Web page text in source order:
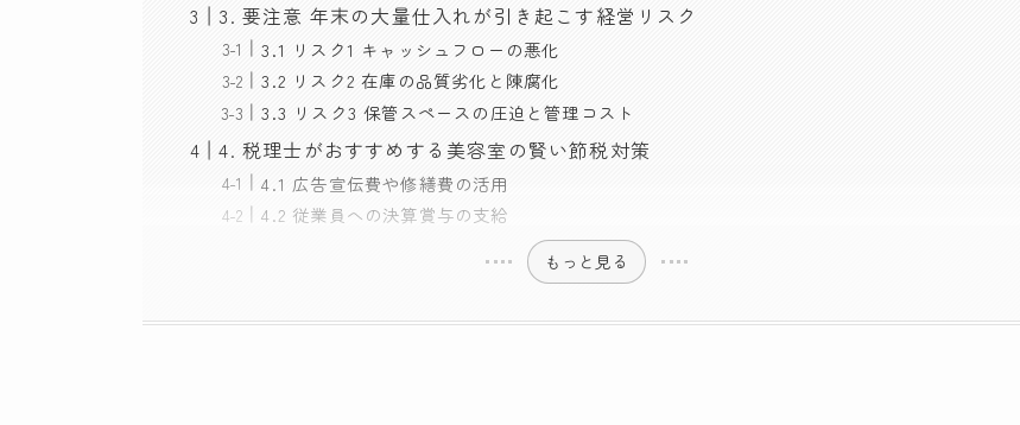
3. 要注意 年末の大量仕入れが引き起こす経営リスク
3.1 リスク1 キャッシュフローの悪化
3.2 リスク2 在庫の品質劣化と陳腐化
3.3 リスク3 保管スペースの圧迫と管理コスト
4. 税理士がおすすめする美容室の賢い節税対策
4.1 広告宣伝費や修繕費の活用
4.2 従業員への決算賞与の支給
もっと見る